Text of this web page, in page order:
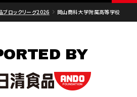
ロックリーグ2026 岡山商科大学附属高等学校
BY